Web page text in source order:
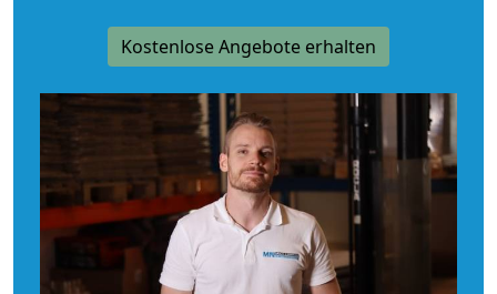
Kostenlose Angebote erhalten